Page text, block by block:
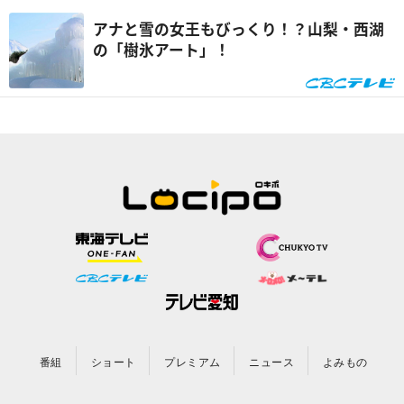
アナと雪の女王もびっくり！？山梨・西湖
の「樹氷アート」！
番組 ショート プレミアム ニュース よみもの